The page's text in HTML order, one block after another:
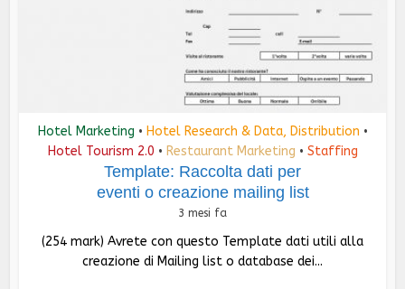
Hotel Marketing • Hotel Research & Data, Distribution •
Hotel Tourism 2.0 • Restaurant Marketing • Staffing
Template: Raccolta dati per
eventi o creazione mailing list
3 mesi fa
(254 mark) Avrete con questo Template dati utili alla
creazione di Mailing list o database dei...